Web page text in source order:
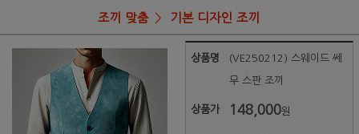
조끼 맞춤 기본 디자인 조끼
상품명 (VE250212) 스웨이드 쎄
무 스판 조끼
상품가 148,000원